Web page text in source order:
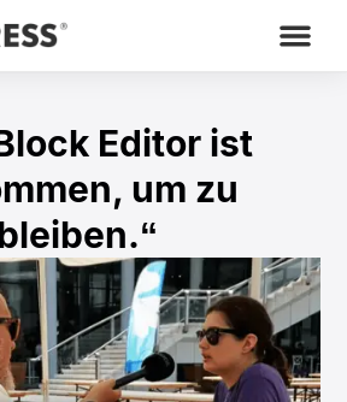
Editor ist
um zu